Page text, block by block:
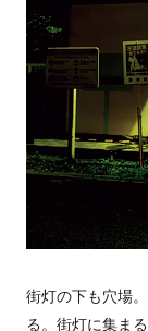
街灯の下も穴場
る。街灯に集ま